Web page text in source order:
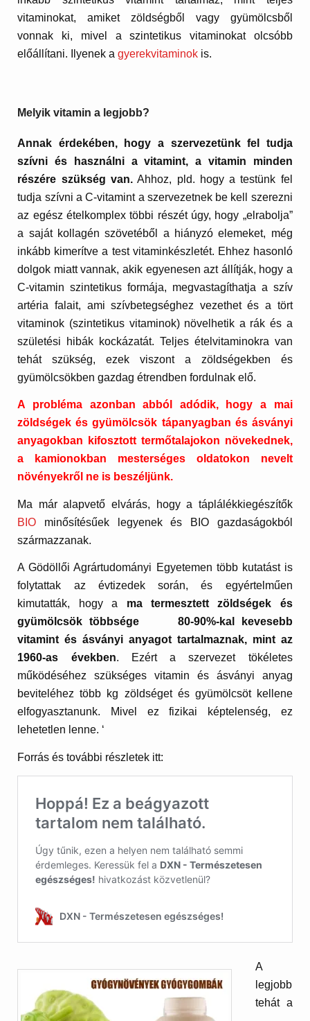
vitaminokat, amiket zöldségből vagy gyümölcsből
vonnak ki, mivel a szintetikus vitaminokat olcsóbb
előállítani. Ilyenek agyerekvitaminok is.
Melyik vitamin a legjobb?
Annak érdekében, hogy a szervezetünk fel tudja
szívni és használni a vitamint, a vitamin minden
részére szükség van.Ahhoz, pld. hogy a testünk fel
tudja szívni a C-vitamint a szervezetnek be kell szerezni
az egész ételkomplex többi részét úgy, hogy „elrabolja”
a saját kollagén szövetéből a hiányzó elemeket, még
inkább kimerítve a test vitaminkészletét. Ehhez hasonló
dolgok miatt vannak, akik egyenesen azt állítják, hogy a
C-vitamin szintetikus formája, megvastagíthatja a szív
artéria falait, ami szívbetegséghez vezethet és a tört
vitaminok (szintetikus vitaminok) növelhetik a rák és a
születési hibák kockázatát. Teljes ételvitaminokra van
tehát szükség, ezek viszont a zöldségekben és
gyümölcsökben gazdag étrendben fordulnak elő.
A probléma azonban abból adódik, hogy a mai
zöldségek és gyümölcsök tápanyagban és ásványi
anyagokban kifosztott termőtalajokon növekednek,
a kamionokban mesterséges oldatokon nevelt
növényekről ne is beszéljünk.
Ma már alapvető elvárás, hogy a táplálékkiegészítők
BIO minősítésűek legyenek és BIO gazdaságokból
származzanak.
A Gödöllői Agrártudományi Egyetemen több kutatást is
folytattak az évtizedek során, és egyértelműen
kimutatták, hogy a ma termesztett zöldségek és
gyümölcsök többsége 80-90%-kal kevesebb
vitamint és ásványi anyagot tartalmaznak, mint az
1960-as években. Ezért a szervezet tökéletes
működéséhez szükséges vitamin és ásványi anyag
beviteléhez több kg zöldséget és gyümölcsöt kellene
elfogyasztanunk. Mivel ez fizikai képtelenség, ez
lehetetlen lenne. ‘
Forrás és további részletek itt:
A
legjobb
tehát a